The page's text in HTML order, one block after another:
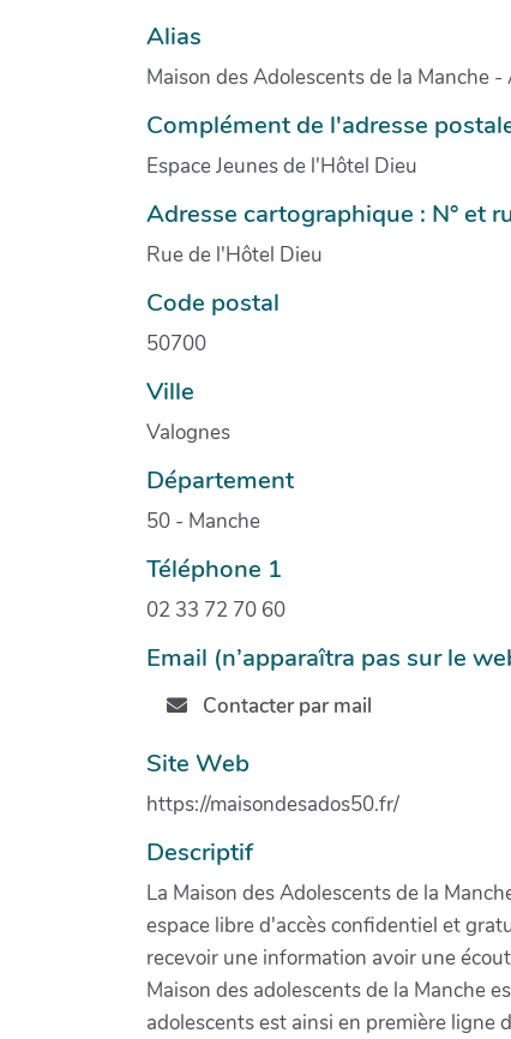
Alias
Maison des Adolescents de la Manche
Complément de l'adresse
Espace Jeunes de l'Hôtel Dieu
Adresse cartographique : N° et
Rue de l'Hôtel Dieu
Code postal
50700
Ville
Valognes
Département
50 - Manche
Téléphone 1
02 33 72 70 60
Email (n’apparaîtra pas sur le
Contacter par mail
Site Web
https://maisondesados50.fr/
Descriptif
La Maison des Adolescents de la
espace libre d'accès confidentiel et
recevoir une information avoir une
Maison des adolescents de la Manche
adolescents est ainsi en première ligne